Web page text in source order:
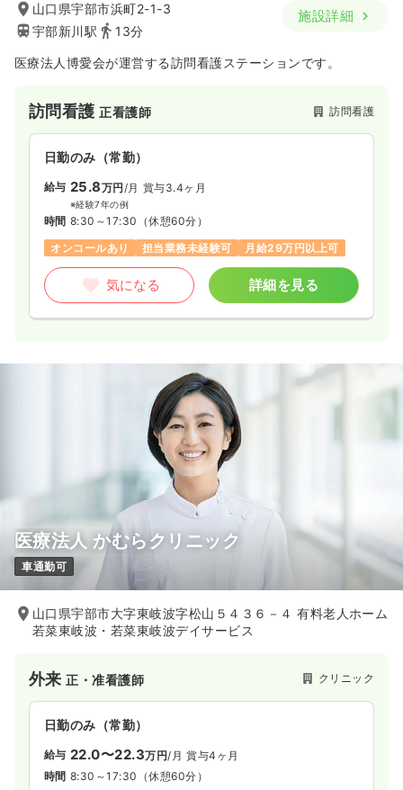
山口県宇部市浜町2-1-3
宇部新川駅
13分
施設詳細
医療法人博愛会が運営する訪問看護ステーションです。
訪問看護正看護師 訪問看護
日勤のみ（常勤）
給与 25.8万円/月 賞与3.4ヶ月
※経験7年の例
時間 8:30～17:30 （休憩60分）
オンコールあり
担当業務未経験可 月給29万円以上可
気になる 詳細を見る
医療法人 かむらクリニック
車通勤可
山口県宇部市大字東岐波字松山５４３６－４ 有料老人ホーム
若菜東岐波・若菜東岐波デイサービス
外来正・准看護師 クリニック
日勤のみ（常勤）
給与 22.0〜22.3万円/月 賞与4ヶ月
時間 8:30～17:30 （休憩60分）